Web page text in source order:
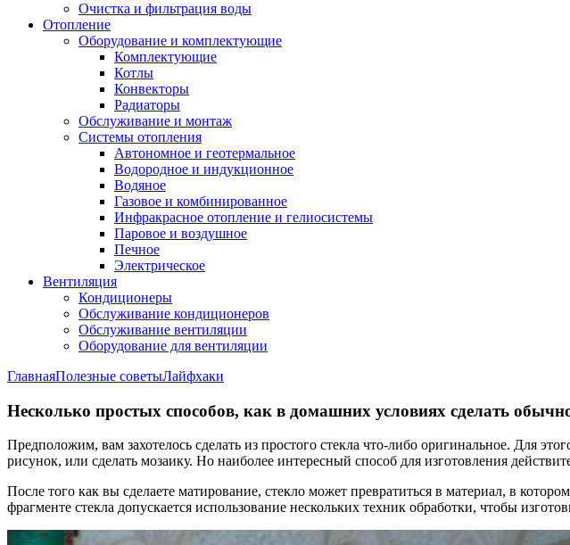
Очистка и фильтрация воды
Отопление
Оборудование и комплектующие
Комплектующие
Котлы
Конвекторы
Радиаторы
Обслуживание и монтаж
Системы отопления
Автономное и геотермальное
Водородное и индукционное
Водяное
Газовое и комбинированное
Инфракрасное отопление и гелиосистемы
Паровое и воздушное
Печное
Электрическое
Вентиляция
Кондиционеры
Обслуживание кондиционеров
Обслуживание вентиляции
Оборудование для вентиляции
ГлавнаяПолезные советыЛайфхаки
Несколько простых способов, как в домашних условиях сделать
Предположим, вам захотелось сделать из простого стекла что-либо оригинальное. Для
рисунок, или сделать мозаику. Но наиболее интересный способ для изготовления
После того как вы сделаете матирование, стекло может превратиться в материал, в
фрагменте стекла допускается использование нескольких техник обработки, чтобы